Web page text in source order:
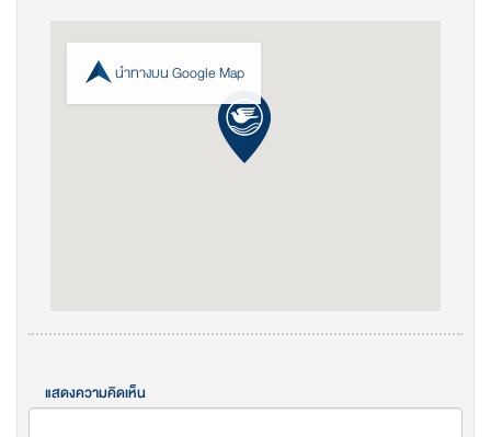
นำทางบน Google Map
แสดงความคิดเห็น